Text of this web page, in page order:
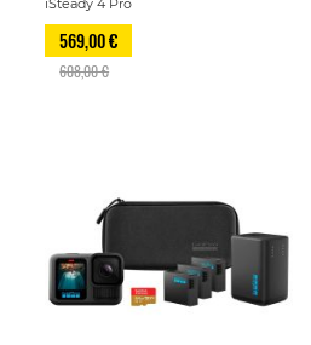
iSteady 4 Pro
569,00 €
608,00 €